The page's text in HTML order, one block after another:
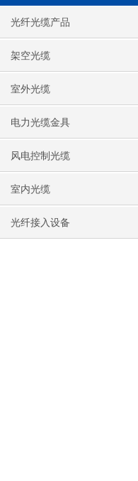
光纤光缆产品
架空光缆
室外光缆
电力光缆金具
风电控制光缆
室内光缆
光纤接入设备